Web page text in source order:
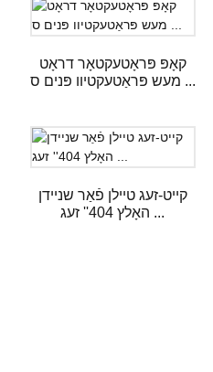
קאָפּ פּראָטעקטאָר דראָט
מעש פּראַטעקטיוו פּנים ס ...
קייט-זעג טיילן פֿאַר שניידן
האָלץ 404'' זעג ...